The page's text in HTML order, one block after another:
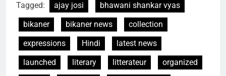
Tagged: ajay josi
bhawani shankar vyas
bikaner
bikaner news
collection
expressions
Hindi
latest news
launched
literary litterateur
organized